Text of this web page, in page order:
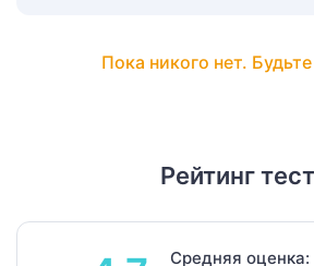
Пока никого нет.
Рейтинг
Средняя оценка: